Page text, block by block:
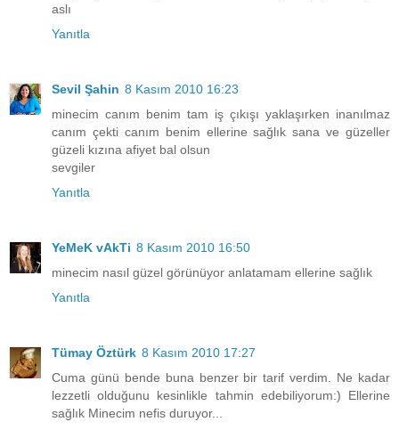
aslı
Yanıtla
Sevil Şahin 8 Kasım 2010 16:23
minecim canım benim tam iş çıkışı yaklaşırken inanılmaz
canım çekti canım benim ellerine sağlık sana ve güzeller
güzeli kızına afiyet bal olsun
sevgiler
Yanıtla
YeMeK vAkTi 8 Kasım 2010 16:50
minecim nasıl güzel görünüyor anlatamam ellerine sağlık
Yanıtla
Tümay Öztürk 8 Kasım 2010 17:27
Cuma günü bende buna benzer bir tarif verdim. Ne kadar
lezzetli olduğunu kesinlikle tahmin edebiliyorum:) Ellerine
sağlık Minecim nefis duruyor...